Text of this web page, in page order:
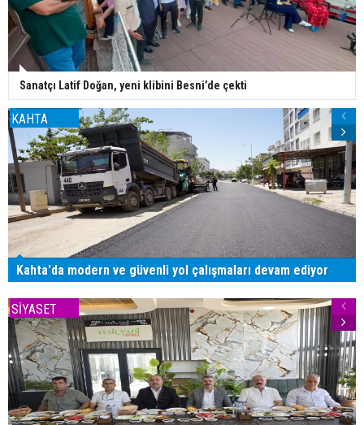
Sanatçı Latif Doğan, yeni klibini Besni’de çekti
KAHTA
Kahta'da modern ve güvenli yol çalışmaları devam ediyor
SİYASET